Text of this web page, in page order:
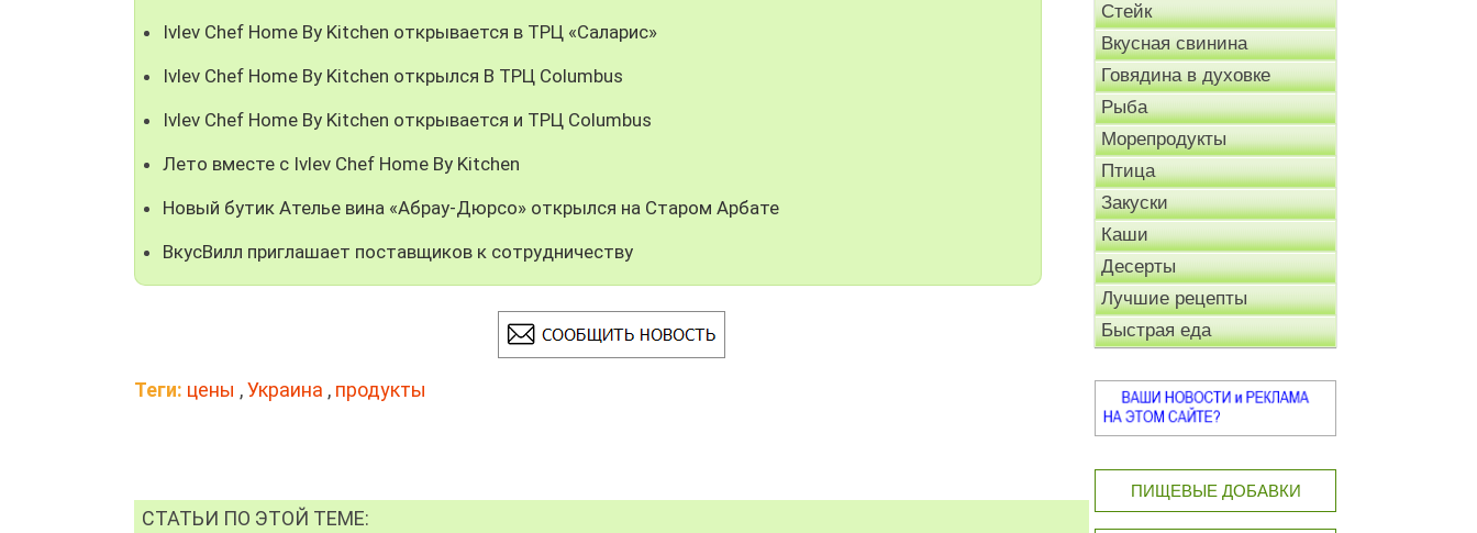
Ivlev Chef Home By Kitchen открывается в ТРЦ «Саларис»
Ivlev Chef Home By Kitchen открылся В ТРЦ Columbus
Ivlev Chef Home By Kitchen открывается и ТРЦ Columbus
Лето вместе с Ivlev Chef Home By Kitchen
Новый бутик Ателье вина «Абрау-Дюрсо» открылся на Старом Арбате
ВкусВилл приглашает поставщиков к сотрудничеству
Теги: цены ,Украина , продукты
СТАТЬИ ПО ЭТОЙ ТЕМЕ:
Стейк
Вкусная свинина
Говядина в духовке
Рыба
Морепродукты
Птица
Закуски
Каши
Десерты
Лучшие рецепты
Быстрая еда
ПИЩЕВЫЕ ДОБАВКИ